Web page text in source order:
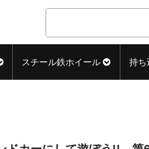
スチール鉄ホイール 持ち